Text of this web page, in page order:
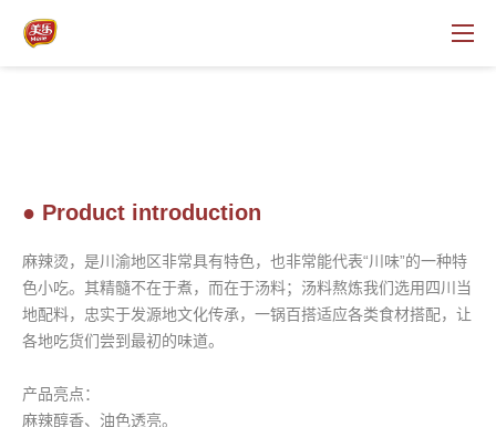
● Product introduction
麻辣烫，是川渝地区非常具有特色，也非常能代表“川味”的一种特
色小吃。 其精髓不在于煮，而在于汤料；汤料熬炼我们选用四川当
地配料， 忠实于发源地文化传承，一锅百搭适应各类食材搭配，让
各地吃货们尝到最初的味道。
产品亮点：
麻辣醇香、油色透亮。